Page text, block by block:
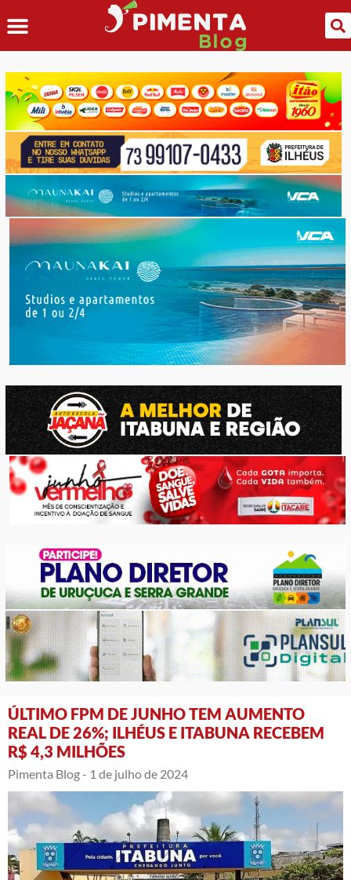
ÚLTIMO FPM DE JUNHO TEM AUMENTO
REAL DE 26%; ILHÉUS E ITABUNA RECEBEM
R$ 4,3 MILHÕES
Pimenta Blog - 1 de julho de 2024